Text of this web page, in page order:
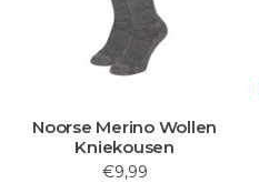
Noorse Merino Wollen
Kniekousen
€9,99